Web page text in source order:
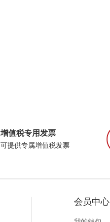
增值税专用发票
可提供专属增值税发票
会员中心